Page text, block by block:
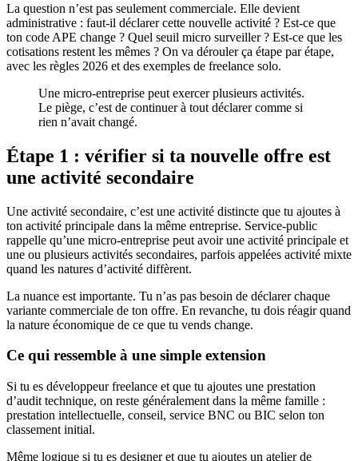
La question n’est pas seulement commerciale. Elle devient
administrative : faut-il déclarer cette nouvelle activité ? Est-ce que
ton code APE change ? Quel seuil micro surveiller ? Est-ce que les
cotisations restent les mêmes ? On va dérouler ça étape par étape,
avec les règles 2026 et des exemples de freelance solo.
Une micro-entreprise peut exercer plusieurs activités.
Le piège, c’est de continuer à tout déclarer comme si
rien n’avait changé.
Étape 1 : vérifier si ta nouvelle offre est
une activité secondaire
Une activité secondaire, c’est une activité distincte que tu ajoutes à
ton activité principale dans la même entreprise. Service-public
rappelle qu’une micro-entreprise peut avoir une activité principale et
une ou plusieurs activités secondaires, parfois appelées activité mixte
quand les natures d’activité diffèrent.
La nuance est importante. Tu n’as pas besoin de déclarer chaque
variante commerciale de ton offre. En revanche, tu dois réagir quand
la nature économique de ce que tu vends change.
Ce qui ressemble à une simple extension
Si tu es développeur freelance et que tu ajoutes une prestation
d’audit technique, on reste généralement dans la même famille :
prestation intellectuelle, conseil, service BNC ou BIC selon ton
classement initial.
Même logique si tu es designer et que tu ajoutes un atelier de